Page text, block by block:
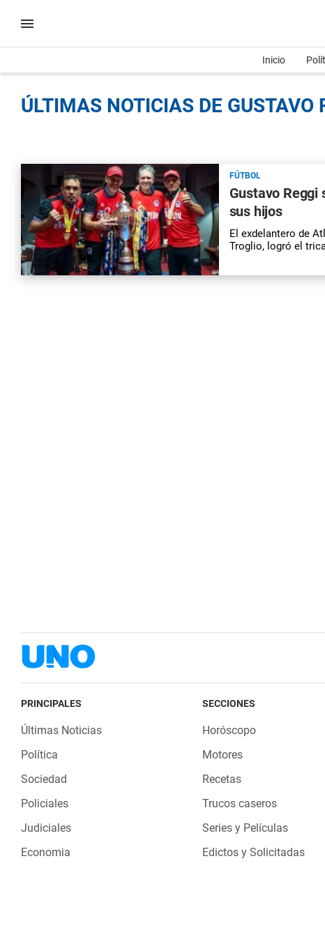
Inicio
ÚLTIMAS NOTICIAS DE GUSTAVO
FÚTBOL
Gustavo Reggi
sus hijos
El exdelantero de
Troglio, logró el
PRINCIPALES
Últimas Noticias
Política
Sociedad
Policiales
Judiciales
Economia
SECCIONES
Horóscopo
Motores
Recetas
Trucos caseros
Series y Películas
Edictos y Solicitadas